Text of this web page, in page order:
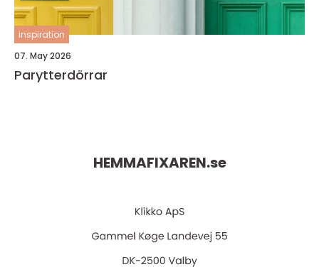
inspiration
07. May 2026
Parytterdörrar
HEMMAFIXAREN.se